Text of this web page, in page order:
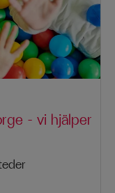
– vi hjälper